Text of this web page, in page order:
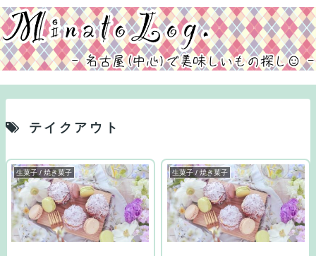
テイクアウト
生菓子 / 焼き菓子 生菓子 / 焼き菓子